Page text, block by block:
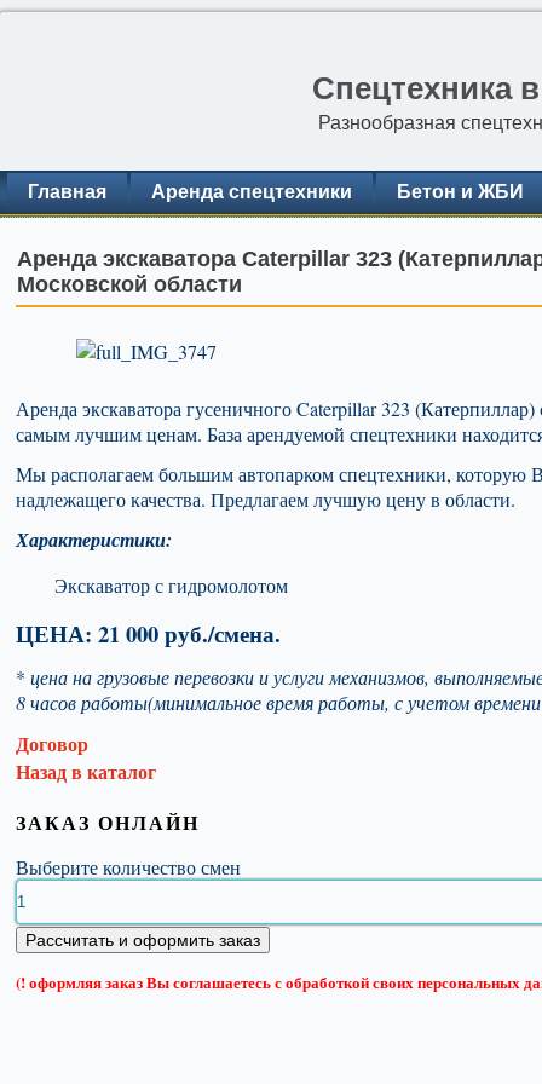
Спецтехника
Разнообразная
Главная Аренда спецтехники Бетон и ЖБИ
Аренда экскаватора Caterpillar 323
Московской области
Аренда экскаватора гусеничного Caterpillar 323
самым лучшим ценам. База арендуемой спецтехники
Мы располагаем большим автопарком спецтехники, которую
надлежащего качества. Предлагаем лучшую цену в области.
Характеристики:
Экскаватор с гидромолотом
ЦЕНА: 21 000 руб./смена.
* цена на грузовые перевозки и услуги механизмов,
8 часов работы(минимальное время работы, с учетом времени
Договор
Назад в каталог
ЗАКАЗ ОНЛАЙН
Выберите количество смен
(! оформляя заказ Вы соглашаетесь с обработкой своих персональных